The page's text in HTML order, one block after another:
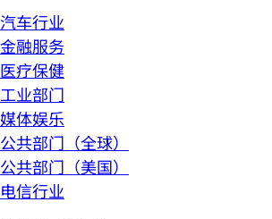
汽车行业
金融服务
医疗保健
工业部门
媒体娱乐
公共部门（全球）
公共部门（美国）
电信行业